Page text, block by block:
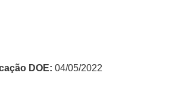
DOE: 04/05/2022